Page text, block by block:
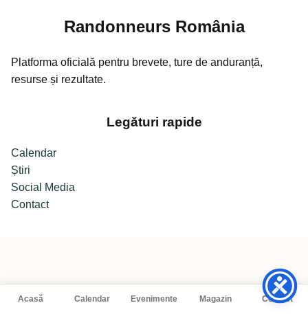
Acasă Calendar Evenimente Magazin Contact
Randonneurs România
Platforma oficială pentru brevete, ture de anduranță,
resurse și rezultate.
Legături rapide
Calendar
Știri
Social Media
Contact